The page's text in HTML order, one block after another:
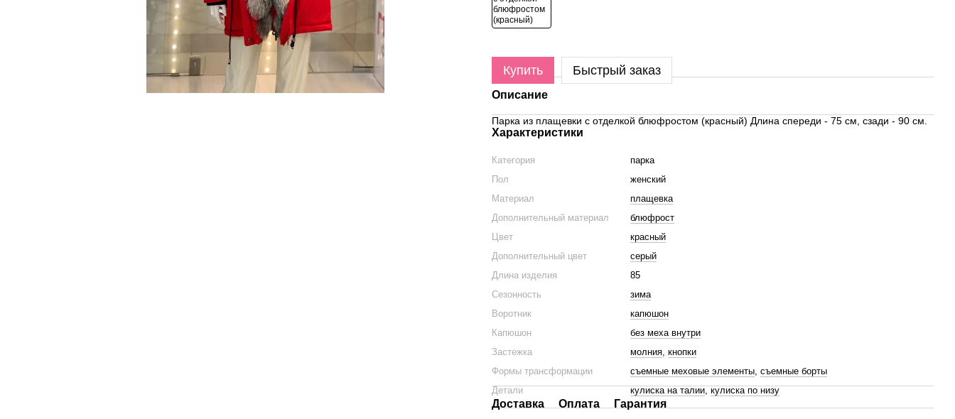
Купить Быстрый заказ
Описание
Парка из плащевки с отделкой блюфростом (красный) Длина спереди - 75 см, сзади - 90 см.
Характеристики
Категория
парка
Пол
женский
Материал
плащевка
Дополнительный материал
блюфрост
Цвет
красный
Дополнительный цвет
серый
Длина изделия
85
Сезонность
зима
Воротник
капюшон
Капюшон
без меха внутри
Застежка
молния, кнопки
Формы трансформации
съемные меховые элементы, съемные борты
Детали
кулиска на талии, кулиска по низу
Доставка Оплата
Гарантия